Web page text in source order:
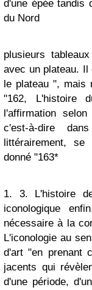
d'une épée tandis
du Nord
plusieurs
avec un plateau.
le plateau ", mais
"162, L'histoire
l'affirmation
c'est-à-dire
littérairement, se
donné "163*
1. 3. L'histoire
iconologique
nécessaire à la
L'iconologie au
d'art "en prenant
jacents qui
d'une période,